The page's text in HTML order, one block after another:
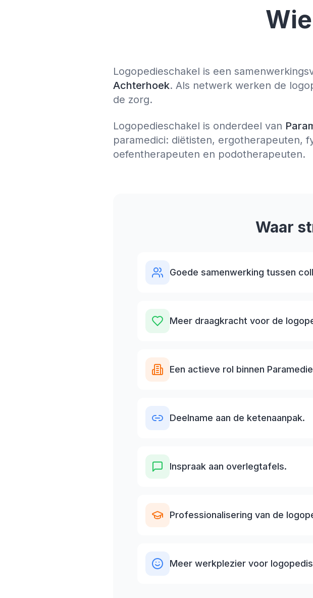
Logopedieschakel is een
Achterhoek. Als netwerk werken de
de zorg.
Logopedieschakel is onderdeel van
paramedici: diëtisten, ergotherapeuten,
oefentherapeuten en podotherapeuten.
Waar
Goede samenwerking tussen
Meer draagkracht voor de
Een actieve rol binnen
Deelname aan de ketenaanpak.
Inspraak aan overlegtafels.
Professionalisering van de
Meer werkplezier voor